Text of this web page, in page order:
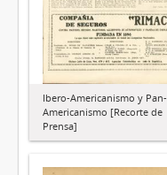
Ibero-Americanismo y Pan-
Americanismo [Recorte de
Prensa]